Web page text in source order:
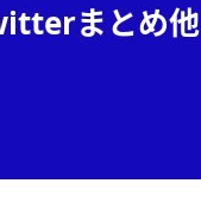
まとめ他